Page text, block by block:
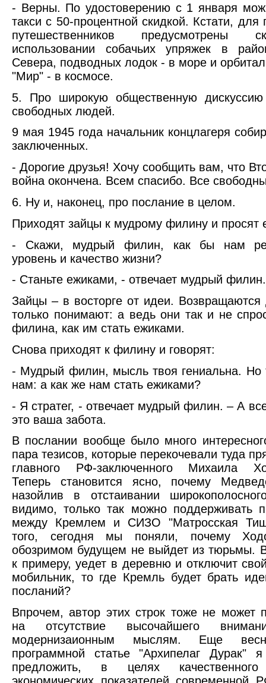
- Верны. По удостоверению с 1 января
такси с 50-процентной скидкой. Кстати, для
путешественников предусмотрены
использовании собачьих упряжек в
Севера, подводных лодок - в море и
"Мир" - в космосе.
5. Про широкую общественную
свободных людей.
9 мая 1945 года начальник концлагеря
заключенных.
- Дорогие друзья! Хочу сообщить вам, что
война окончена. Всем спасибо. Все
6. Ну и, наконец, про послание в целом.
Приходят зайцы к мудрому филину и просят
- Скажи, мудрый филин, как бы нам
уровень и качество жизни?
- Станьте ежиками, - отвечает мудрый филин.
Зайцы – в восторге от идеи.
только понимают: а ведь они так и не
филина, как им стать ежиками.
Снова приходят к филину и говорят:
- Мудрый филин, мысль твоя гениальна. Но
нам: а как же нам стать ежиками?
- Я стратег, - отвечает мудрый филин. – А
это ваша забота.
В послании вообще было много
пара тезисов, которые перекочевали туда
главного РФ-заключенного Михаила
Теперь становится ясно, почему
назойлив в отстаивании
видимо, только так можно поддерживать
между Кремлем и СИЗО "Матросская
того, сегодня мы поняли, почему
обозримом будущем не выйдет из тюрьмы.
к примеру, уедет в деревню и отключит
мобильник, то где Кремль будет брать
посланий?
Впрочем, автор этих строк тоже не может
на отсутствие высочайшего
модернизаионным мыслям. Еще
программной статье "Архипелаг Дурак"
предложить, в целях качественного